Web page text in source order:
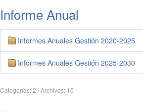
Informe Anual
Informes Anuales Gestión 2020-2025
Informes Anuales Gestión 2025-2030
Categorías: 2 /Archivos: 10